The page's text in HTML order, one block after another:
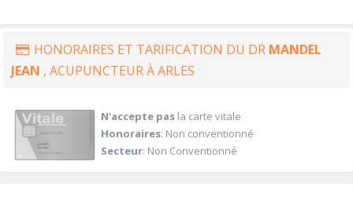
HONORAIRES ET TARIFICATION DU DR MANDEL
JEAN , ACUPUNCTEUR À ARLES
N'accepte pasla carte vitale
Honoraires: Non conventionné
Secteur: Non Conventionné